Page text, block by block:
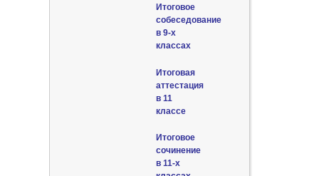
Итоговое
собеседование
в 9-х
классах
Итоговая
аттестация
в 11
классе
Итоговое
сочинение
в 11-х